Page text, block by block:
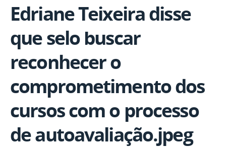
Edriane Teixeira disse
que selo buscar
reconhecer o
comprometimento dos
cursos com o processo
de autoavaliação.jpeg